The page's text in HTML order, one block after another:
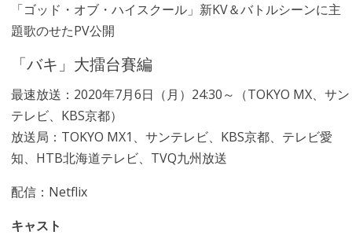
「ゴッド・オブ・ハイスクール」新KV＆バトルシーンに主
題歌のせたPV公開
「バキ」大擂台賽編
最速放送：2020年7月6日（月）24:30～（TOKYO MX、サン
テレビ、KBS京都）
放送局：TOKYO MX1、サンテレビ、KBS京都、テレビ愛
知、HTB北海道テレビ、TVQ九州放送
配信：Netflix
キャスト